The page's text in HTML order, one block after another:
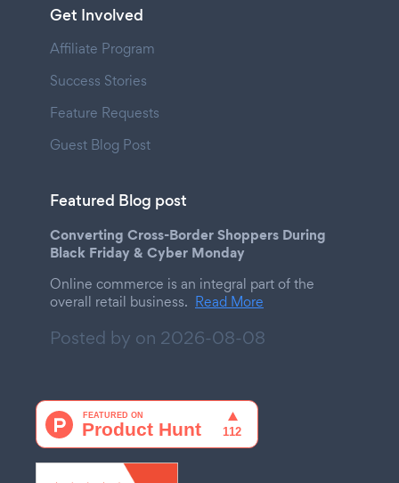
Get Involved
Affiliate Program
Success Stories
Feature Requests
Guest Blog Post
Featured Blog post
Converting Cross-Border Shoppers During
Black Friday & Cyber Monday
Online commerce is an integral part of the
overall retail business. Read More
Posted by on 2026-08-08